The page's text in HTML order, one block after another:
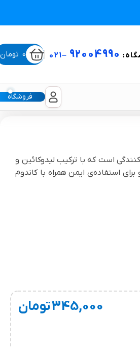
92004990
–
021
0 تومان
فروشگاه
تاخیری و روان‌کنندگی است که با ترکیب لیدوکائین و
استفاده‌ی ایمن همراه با کاندوم
345,000تومان